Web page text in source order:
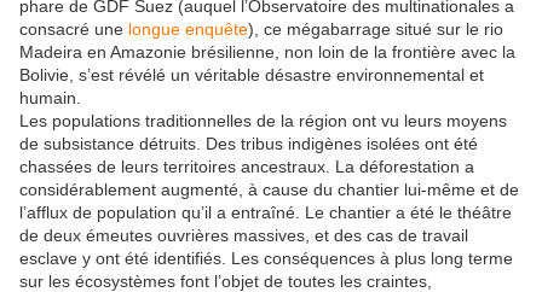
phare de GDF Suez (auquel l’Observatoire des multinationales a
consacré une longue enquête), ce mégabarrage situé sur le rio
Madeira en Amazonie brésilienne, non loin de la frontière avec la
Bolivie, s’est révélé un véritable désastre environnemental et
humain.
Les populations traditionnelles de la région ont vu leurs moyens
de subsistance détruits. Des tribus indigènes isolées ont été
chassées de leurs territoires ancestraux. La déforestation a
considérablement augmenté, à cause du chantier lui-même et de
l’afflux de population qu’il a entraîné. Le chantier a été le théâtre
de deux émeutes ouvrières massives, et des cas de travail
esclave y ont été identifiés. Les conséquences à plus long terme
sur les écosystèmes font l’objet de toutes les craintes,